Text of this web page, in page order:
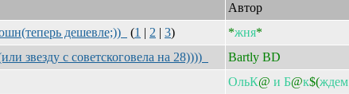
Автор
дешевле;))
(1 | 2 | 3) *жня*
звезду с советскоговела на 28))))
Bartly BD
ОльК@ и Б@к$(ждем